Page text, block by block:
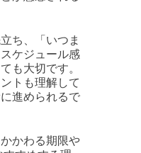
ち、「いつま
ケジュール感
も大切です。
トも理解して
進められるで
かわる期限や